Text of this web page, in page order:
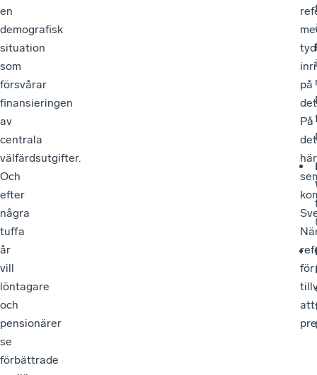
en
demografisk
situation
som
försvårar
finansieringen
av
centrala
välfärdsutgifter.
Och
efter
några
tuffa
år
vill
löntagare
och
pensionärer
se
förbättrade
på
På
det
här
för
att
i